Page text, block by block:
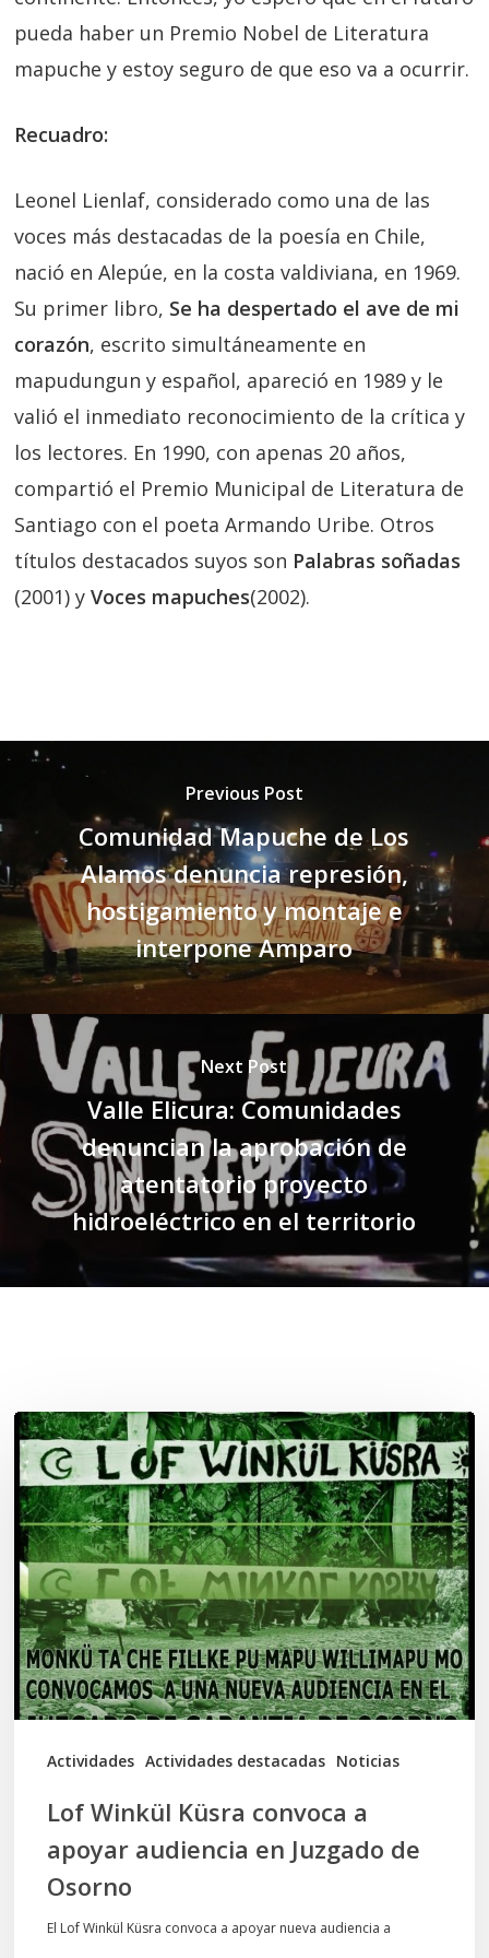
pueda haber un Premio Nobel de Literatura
mapuche y estoy seguro de que eso va a ocurrir.
Recuadro:
Leonel Lienlaf, considerado como una de las
voces más destacadas de la poesía en Chile,
nació en Alepúe, en la costa valdiviana, en 1969.
Su primer libro, Se ha despertado el ave de mi
corazón, escrito simultáneamente en
mapudungun y español, apareció en 1989 y le
valió el inmediato reconocimiento de la crítica y
los lectores. En 1990, con apenas 20 años,
compartió el Premio Municipal de Literatura de
Santiago con el poeta Armando Uribe. Otros
títulos destacados suyos son Palabras soñadas
(2001) yVoces mapuches(2002).
Previous Post
Comunidad Mapuche de Los
Alamos denuncia represión,
hostigamiento y montaje e
interpone Amparo
Next Post
Valle Elicura: Comunidades
denuncian la aprobación de
atentatorio proyecto
hidroeléctrico en el territorio
Actividades Actividades destacadas Noticias
Lof
Winkül
Küsra
convoca
a
apoyar
audiencia
en
Juzgado
Lof Winkül Küsra convoca a
apoyar audiencia en Juzgado de
Osorno
El Lof Winkül Küsra convoca a apoyar nueva audiencia a